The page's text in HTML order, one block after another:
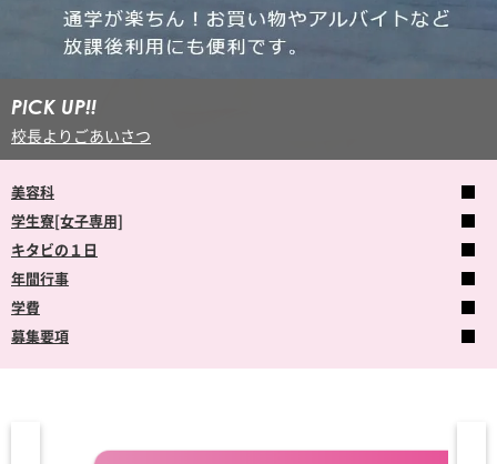
PICK UP!!
校長よりごあいさつ
美容科
学生寮[女子専用]
キタビの１日
年間行事
学費
募集要項